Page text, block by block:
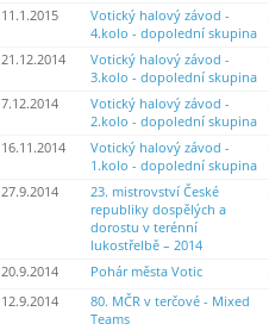
11.1.2015
Votický halový závod -
4.kolo - dopolední skupina
21.12.2014
Votický halový závod -
3.kolo - dopolední skupina
7.12.2014
Votický halový závod -
2.kolo - dopolední skupina
16.11.2014
Votický halový závod -
1.kolo - dopolední skupina
27.9.2014
23. mistrovství České
republiky dospělých a
dorostu v terénní
lukostřelbě – 2014
20.9.2014 Pohár města Votic
12.9.2014
80. MČR v terčové - Mixed
Teams